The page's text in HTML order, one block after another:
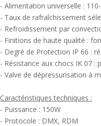
- Alimentation universelle :
- Taux de rafraîchissement
- Refroidissement par
- Finitions de haute qualité :
- Degré de Protection IP 66 :
- Résistance aux chocs IK 07
- Valve de dépressurisation à
Caractéristiques techniques :
- Puissance : 150W
- Protocole : DMX, RDM